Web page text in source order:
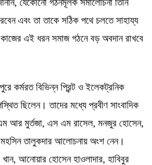
যেকোনো গঠনমূলক সমালোচনা তিনি
এবং তা তাকে সঠিক পথে চলতে সাহায্য
এই ধরন সমাজ গঠনে বড় অবদান রাখবে
কর্মরত বিভিন্ন প্রিন্ট ও ইলেকট্রনিক
ছিলেন। তাদের মধ্যে প্রবীণ সাংবাদিক
আর মুর্তজা, এস এম রাসেল, মনজুর হোসেন,
মহসিন তালুকদার আলোচনায় অংশ নেন।
আনোয়ার হোসেন হাওলাদার, হাবিবুর